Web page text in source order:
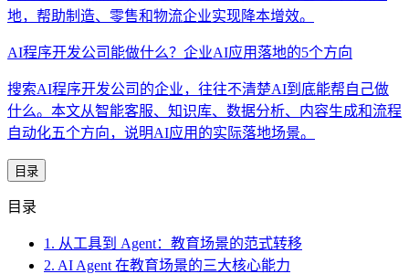
地，帮助制造、零售和物流企业实现降本增效。
AI程序开发公司能做什么？企业AI应用落地的5个方向
搜索AI程序开发公司的企业，往往不清楚AI到底能帮自己做
什么。本文从智能客服、知识库、数据分析、内容生成和流程
自动化五个方向，说明AI应用的实际落地场景。
目录
目录
1. 从工具到 Agent：教育场景的范式转移
2. AI Agent 在教育场景的三大核心能力